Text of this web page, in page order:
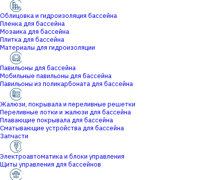
Облицовка и гидроизоляция бассейна
Пленка для бассейна
Мозаика для бассейна
Плитка для бассейна
Материалы для гидроизоляции
Павильоны для бассейна
Мобильные павильоны для бассейна
Павильоны из поликарбоната для бассейна
Жалюзи, покрывала и переливные решетки
Переливные лотки и жалюзи для бассейна
Плавающие покрывала для бассейна
Сматывающие устройства для бассейна
Запчасти
Электроавтоматика и блоки управления
Щиты управления для бассейнов